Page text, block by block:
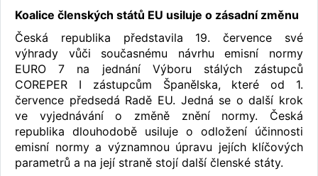
Koalice členských států EU usiluje o zásadní změnu
Česká republika představila 19. července své
výhrady vůči současnému návrhu emisní normy
EURO 7 na jednání Výboru stálých zástupců
COREPER I zástupcům Španělska, které od 1.
července předsedá Radě EU. Jedná se o další krok
ve vyjednávání o změně znění normy. Česká
republika dlouhodobě usiluje o odložení účinnosti
emisní normy a významnou úpravu jejích klíčových
parametrů a na její straně stojí další členské státy.